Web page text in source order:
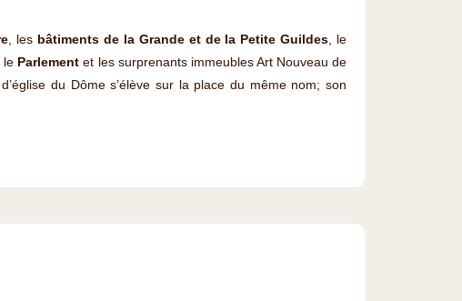
, les bâtiments de la Grande et de la Petite Guildes, le
le Parlement et les surprenants immeubles Art Nouveau de
du Dôme s’élève sur la place du même nom; son